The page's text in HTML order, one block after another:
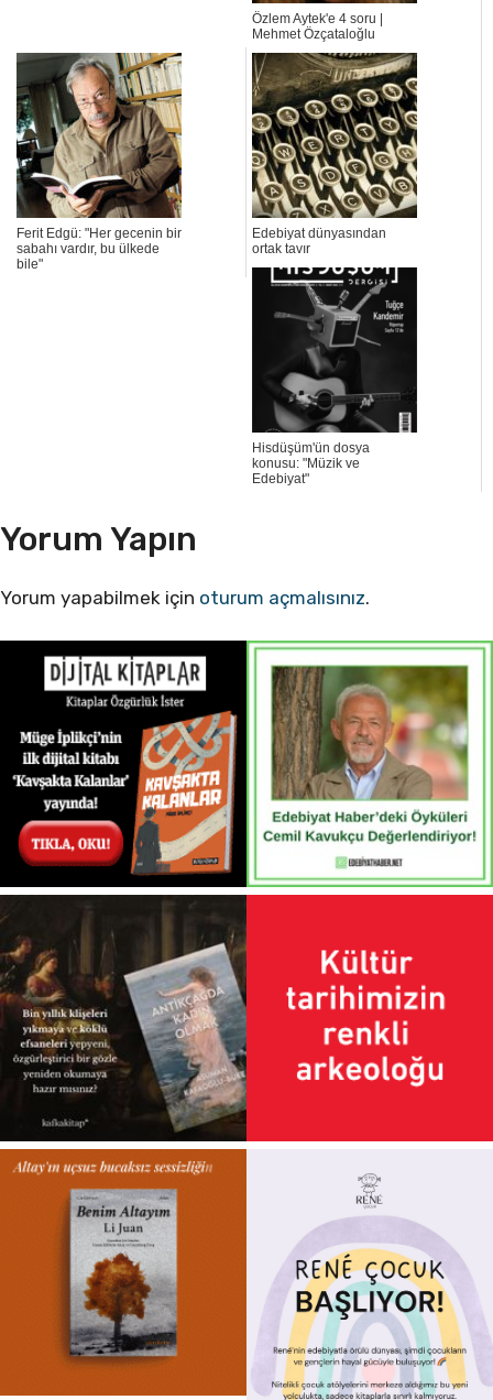
Özlem Aytek'e 4 soru |
Mehmet Özçataloğlu
Ferit Edgü: "Her gecenin bir
sabahı vardır, bu ülkede
bile"
Edebiyat dünyasından
ortak tavır
Hisdüşüm'ün dosya
konusu: "Müzik ve
Edebiyat"
Yorum Yapın
Yorum yapabilmek için oturum açmalısınız.